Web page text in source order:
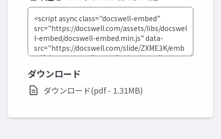
ダウンロード
ダウンロード(pdf - 1.31MB)